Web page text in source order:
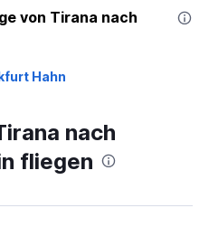
von Tirana nach
Hahn
nach
fliegen